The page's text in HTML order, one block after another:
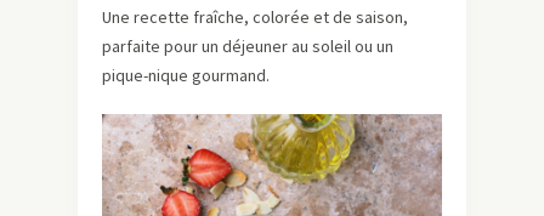
Une recette fraîche, colorée et de saison,
parfaite pour un déjeuner au soleil ou un
pique-nique gourmand.